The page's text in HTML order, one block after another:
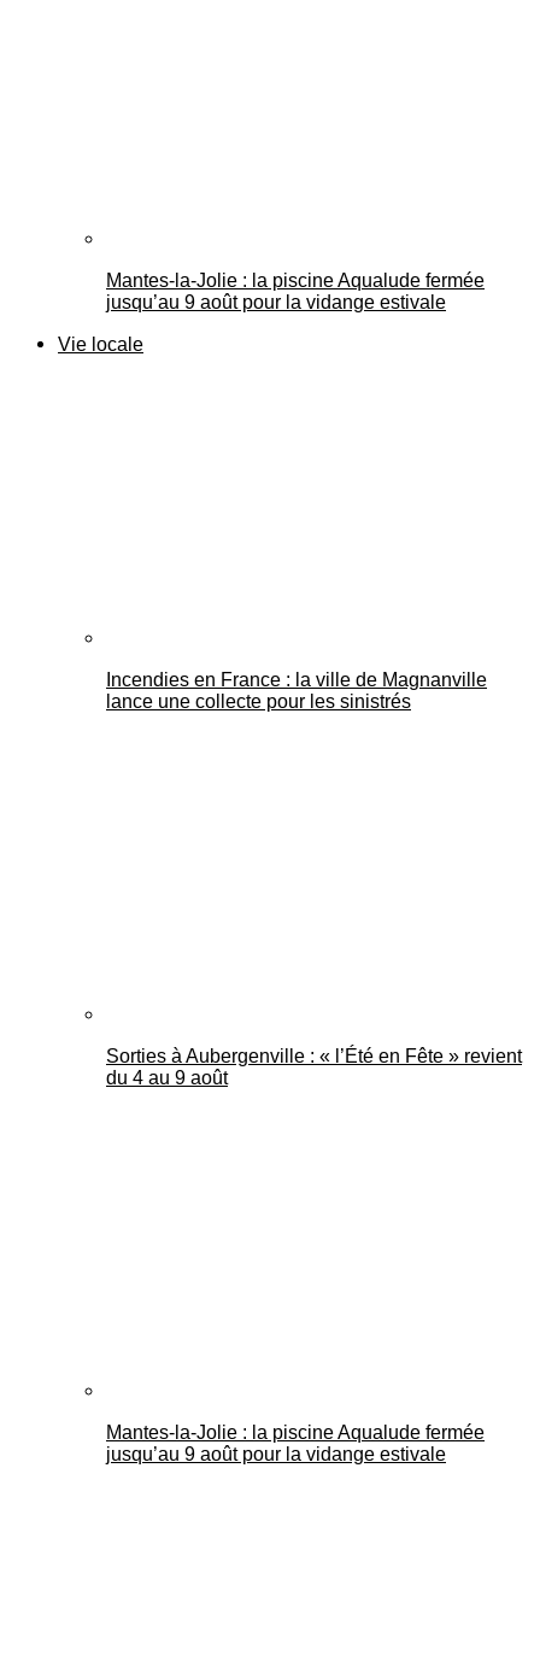
Mantes-la-Jolie : la piscine Aqualude fermée
jusqu’au 9 août pour la vidange estivale
Vie locale
Incendies en France : la ville de Magnanville
lance une collecte pour les sinistrés
Sorties à Aubergenville : « l’Été en Fête » revient
du 4 au 9 août
Mantes-la-Jolie : la piscine Aqualude fermée
jusqu’au 9 août pour la vidange estivale